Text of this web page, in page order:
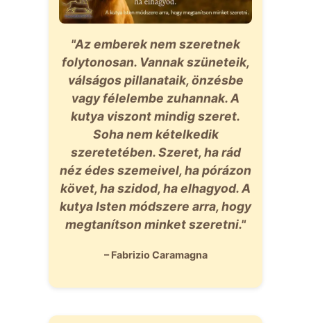
"Az emberek nem szeretnek
folytonosan. Vannak szüneteik,
válságos pillanataik, önzésbe
vagy félelembe zuhannak. A
kutya viszont mindig szeret.
Soha nem kételkedik
szeretetében. Szeret, ha rád
néz édes szemeivel, ha pórázon
követ, ha szidod, ha elhagyod. A
kutya Isten módszere arra, hogy
megtanítson minket szeretni."
– Fabrizio Caramagna